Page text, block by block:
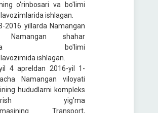
o'rinbosari va bo'limi
ishlagan.
yillarda Namangan
Namangan shahar
bo'limi
ishlagan.
4 apreldan 2016-yil 1-
Namangan viloyati
hududlarni kompleks
yig'ma
Transport,